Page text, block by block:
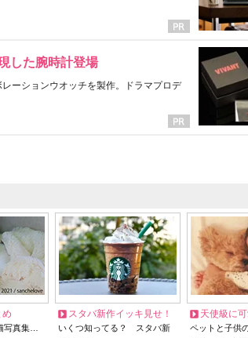
した腕時計登場
ーションウオッチを製作。ドラマプロデ
め
写真集…
スタバ新作イッキ見せ！
いくつ知ってる？ スタバ新
天使級に
ペットと子供